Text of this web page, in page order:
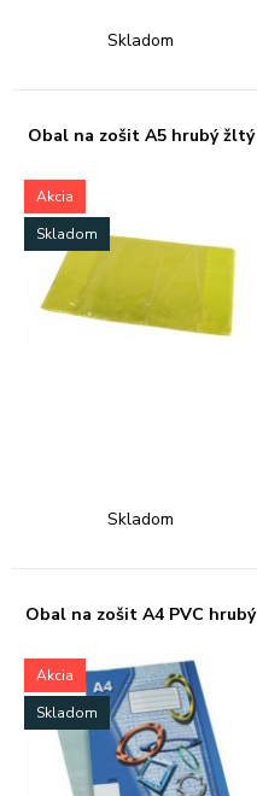
Skladom
Obal na zošit A5 hrubý žltý
Akcia
Skladom
Skladom
Obal na zošit A4 PVC hrubý
Akcia
Skladom